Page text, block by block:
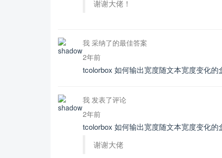
谢谢大佬！
我 采纳了的最佳答案
2年前
tcolorbox 如何输出宽度随文本宽度变化的
我 发表了评论
2年前
tcolorbox 如何输出宽度随文本宽度变化的
谢谢大佬